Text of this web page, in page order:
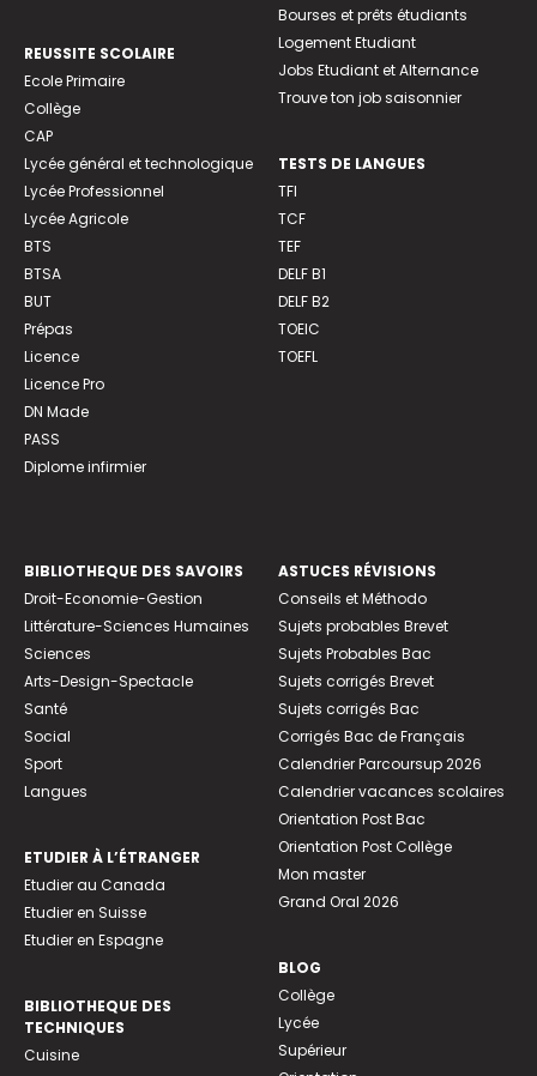
REUSSITE SCOLAIRE
Ecole Primaire
Collège
CAP
Lycée général et technologique
Lycée Professionnel
Lycée Agricole
BTS
BTSA
BUT
Prépas
Licence
Licence Pro
DN Made
PASS
Diplome infirmier
Bourses et prêts étudiants
Logement Etudiant
Jobs Etudiant et Alternance
Trouve ton job saisonnier
TESTS DE LANGUES
TFI
TCF
TEF
DELF B1
DELF B2
TOEIC
TOEFL
BIBLIOTHEQUE DES SAVOIRS
Droit-Economie-Gestion
Littérature-Sciences Humaines
Sciences
Arts-Design-Spectacle
Santé
Social
Sport
Langues
ETUDIER À L’ÉTRANGER
Etudier au Canada
Etudier en Suisse
Etudier en Espagne
BIBLIOTHEQUE DES
TECHNIQUES
Cuisine
ASTUCES RÉVISIONS
Conseils et Méthodo
Sujets probables Brevet
Sujets Probables Bac
Sujets corrigés Brevet
Sujets corrigés Bac
Corrigés Bac de Français
Calendrier Parcoursup 2026
Calendrier vacances scolaires
Orientation Post Bac
Orientation Post Collège
Mon master
Grand Oral 2026
BLOG
Collège
Lycée
Supérieur